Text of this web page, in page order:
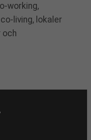
working,
living, lokaler
och